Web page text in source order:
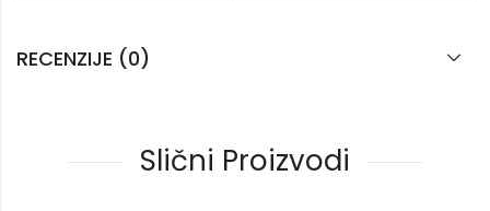
RECENZIJE (0)
Slični Proizvodi